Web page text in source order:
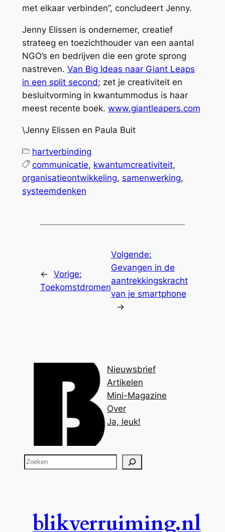
met elkaar verbinden”, concludeert Jenny.
Jenny Elissen is ondernemer, creatief
strateeg en toezichthouder van een aantal
NGO’s en bedrijven die een grote sprong
nastreven. Van Big Ideas naar Giant Leaps
in een split second; zet je creativiteit en
besluitvorming in kwantummodus is haar
meest recente boek. www.giantleapers.com
\Jenny Elissen en Paula Buit
hartverbinding
communicatie, kwantumcreativiteit
organisatieontwikkeling, samenwerking
systeemdenken
← Vorige:
Toekomstdromen
Volgende:
Gevangen in de
aantrekkingskracht
van je smartphone
→
Nieuwsbrief
Artikelen
Mini-Magazine
Over
Ja, leuk!
Z
blikverruiming.nl